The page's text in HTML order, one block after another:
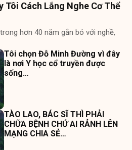
Tôi Cách Lắng Nghe Cơ Thể
hơn 40 năm gắn bó với nghề,
Tôi chọn Đỗ Minh Đường vì đây
là nơi Y học cổ truyền được
sống…
TÀO LAO, BÁC SĨ THÌ PHẢI
CHỮA BỆNH CHỨ AI RẢNH LÊN
MẠNG CHIA SẺ…